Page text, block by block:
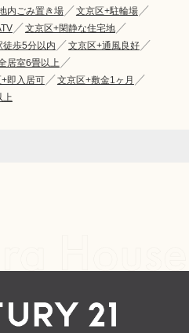
内ごみ置き場
文京区+駐輪場
文京区+閑静な住宅地
徒歩5分以内
文京区+通風良好
居室6畳以上
即入居可
文京区+敷金1ヶ月
上